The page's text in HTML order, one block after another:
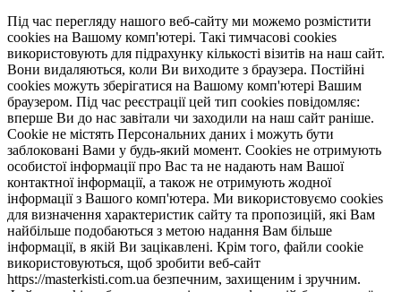
Під час перегляду нашого веб-сайту ми можемо розмістити
cookies на Вашому комп'ютері. Такі тимчасові cookies
використовують для підрахунку кількості візитів на наш сайт.
Вони видаляються, коли Ви виходите з браузера. Постійні
cookies можуть зберігатися на Вашому комп'ютері Вашим
браузером. Під час реєстрації цей тип cookies повідомляє:
вперше Ви до нас завітали чи заходили на наш сайт раніше.
Cookie не містять Персональних даних і можуть бути
заблоковані Вами у будь-який момент. Сookies не отримують
особистої інформації про Вас та не надають нам Вашої
контактної інформації, а також не отримують жодної
інформації з Вашого комп'ютера. Ми використовуємо cookies
для визначення характеристик сайту та пропозицій, які Вам
найбільше подобаються з метою надання Вам більше
інформації, в якій Ви зацікавлені. Крім того, файли cookie
використовуються, щоб зробити веб-сайт
https://masterkisti.com.ua безпечним, захищеним і зручним.